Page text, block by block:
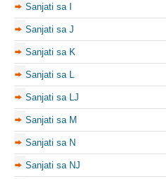
Sanjati sa I
Sanjati sa J
Sanjati sa K
Sanjati sa L
Sanjati sa LJ
Sanjati sa M
Sanjati sa N
Sanjati sa NJ